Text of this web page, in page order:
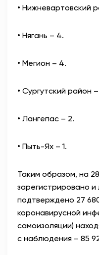
• Нижневартовский
• Нягань – 4.
• Мегион – 4.
• Сургутский район
• Лангепас – 2.
• Пыть-Ях – 1.
Таким образом, на
зарегистрировано
подтверждено 27
коронавирусной
самоизоляции)
с наблюдения – 85